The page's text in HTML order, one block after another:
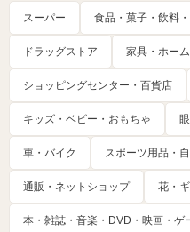
スーパー 食品・菓子・飲料
ドラッグストア 家具・ホー
ショッピングセンター・百貨店
キッズ・ベビー・おもちゃ
車・バイク スポーツ用品・
通販・ネットショップ 花・
本・雑誌・音楽・DVD・映画・ゲ